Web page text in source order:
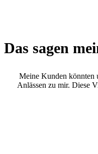
Das sagen
Meine Kunden könnten
Anlässen zu mir. Diese